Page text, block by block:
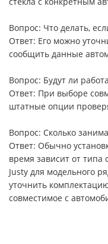
Вопрос: Что делать,
Ответ: Его можно
сообщить данные
Вопрос: Будут ли
Ответ: При выборе
штатные опции
Вопрос: Сколько
Ответ: Обычно
время зависит от типа
Justy для модельного
уточнить
совместимое с